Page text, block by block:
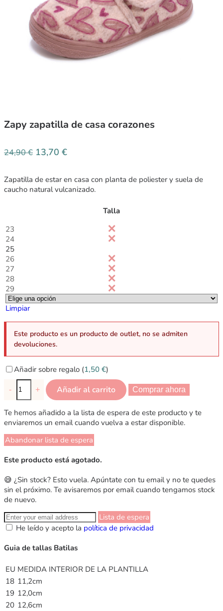
Zapy zapatilla de casa corazones
24,90€ 13,70 €
Zapatilla de estar en casa con planta de poliester y suela de
caucho natural vulcanizado.
Talla
23
24
25
26
27
28
29
Limpiar
Este producto es un producto de outlet, no se admiten
devoluciones.
Añadir sobre regalo (1,50 €)
- + Añadir al carrito Comprar ahora
Te hemos añadido a la lista de espera de este producto y te
enviaremos un email cuando vuelva a estar disponible.
Abandonar lista de espera
Este producto está agotado.
😅 ¿Sin stock? Esto vuela. Apúntate con tu email y no te quedes
sin el próximo. Te avisaremos por email cuando tengamos stock
de nuevo.
Lista de espera
He leído y acepto la política de privacidad
Guia de tallas Batilas
EU MEDIDA INTERIOR DE LA PLANTILLA
18 11,2cm
19 12,0cm
20 12,6cm